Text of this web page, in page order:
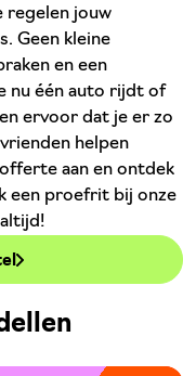
regelen jouw
Geen kleine
en een
nu één auto rijdt of
ervoor dat je er zo
helpen
aan en ontdek
een proefrit bij onze